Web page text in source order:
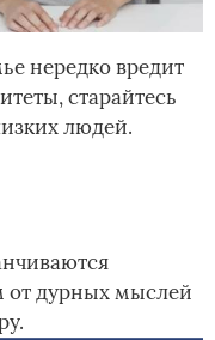
нередко вредит
старайтесь
людей.
от дурных мыслей